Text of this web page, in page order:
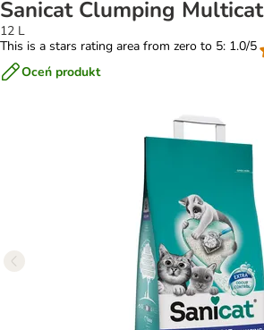
Sanicat Clumping Multicat
12 L
This is a stars rating area from zero to 5: 1.0/5
Oceń produkt